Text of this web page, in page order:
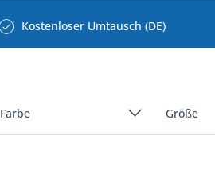
Kostenloser Umtausch (DE)
Farbe Größe